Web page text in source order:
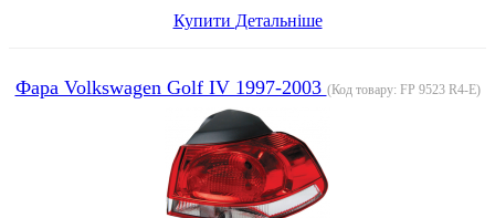
Купити Детальніше
Фара Volkswagen Golf IV 1997-2003 (Код товару: FP 9523 R4-E)